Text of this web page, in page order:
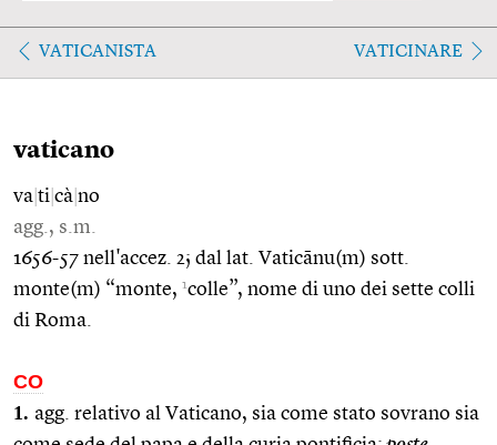
VATICANISTA VATICINARE
vaticano
va ti cà no
agg., s.m.
1656-57 nell'accez. 2; dal lat. Vaticānu(m) sott.
monte(m) “monte, 1colle”, nome di uno dei sette colli
di Roma.
CO
1. agg. relativo al Vaticano, sia come stato sovrano sia